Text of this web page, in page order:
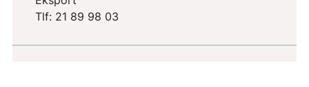
Tlf: 21 89 98 03